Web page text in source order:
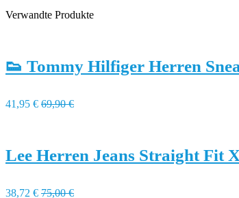
Verwandte Produkte
👟 Tommy Hilfiger Herren
41,95 € 69,90 €
Lee Herren Jeans Straight Fit
38,72 € 75,00 €